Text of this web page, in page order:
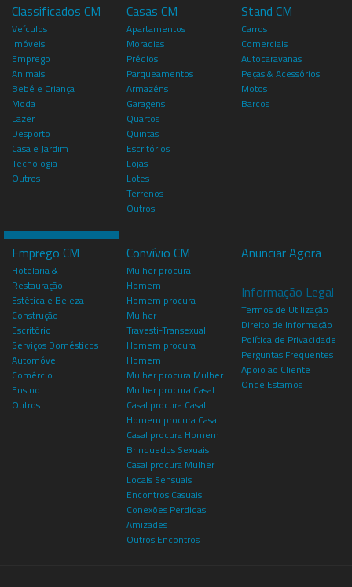
Classificados CM
Veículos
Imóveis
Emprego
Animais
Bebé e Criança
Moda
Lazer
Desporto
Casa e Jardim
Tecnologia
Outros
Casas CM
Apartamentos
Moradias
Prédios
Parqueamentos
Armazéns
Garagens
Quartos
Quintas
Escritórios
Lojas
Lotes
Terrenos
Outros
Stand CM
Carros
Comerciais
Autocaravanas
Peças & Acessórios
Motos
Barcos
Emprego CM
Hotelaria &
Restauração
Estética e Beleza
Construção
Escritório
Serviços Domésticos
Automóvel
Comércio
Ensino
Outros
Convívio CM
Mulher procura
Homem
Homem procura
Mulher
Travesti-Transexual
Homem procura
Homem
Mulher procura Mulher
Mulher procura Casal
Casal procura Casal
Homem procura Casal
Casal procura Homem
Brinquedos Sexuais
Casal procura Mulher
Locais Sensuais
Encontros Casuais
Conexões Perdidas
Amizades
Outros Encontros
Anunciar Agora
Informação Legal
Termos de Utilização
Direito de Informação
Política de Privacidade
Perguntas Frequentes
Apoio ao Cliente
Onde Estamos